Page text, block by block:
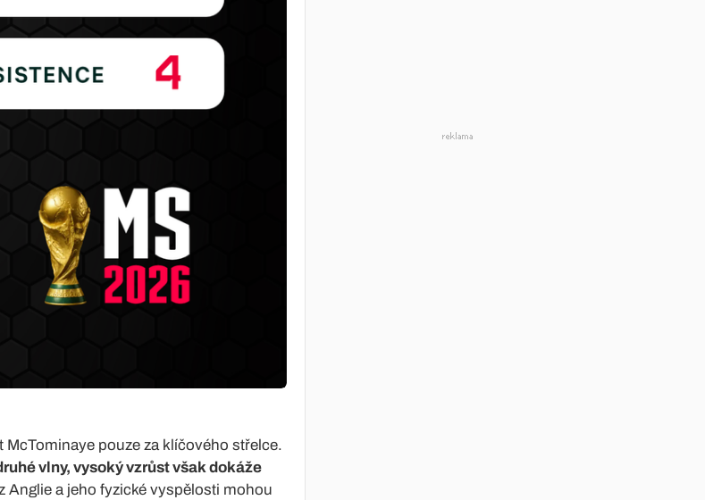
pouze za klíčového střelce.
vlny, vysoký vzrůst však dokáže
Anglie a jeho fyzické vyspělosti mohou